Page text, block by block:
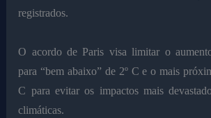
registrados.
O acordo de Paris visa limitar o
para “bem abaixo” de 2º C e o mais
C para evitar os impactos mais
climáticas.